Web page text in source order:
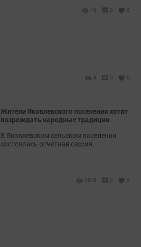
10 0 0
3 0 0
Жители Яковлевского поселения хотят
возрождать народные традиции
В Яковлевском сельском поселении
состоялась отчетная сессия.
1016 0 0